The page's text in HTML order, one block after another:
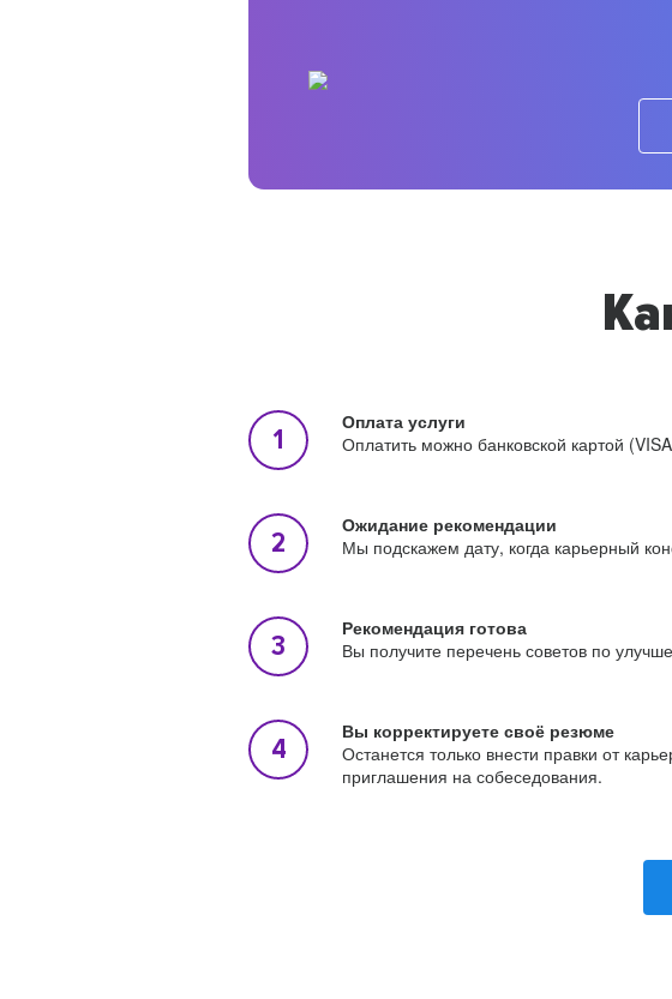
Оплата услуги
Оплатить можно банковской картой
Ожидание рекомендации
Мы подскажем дату, когда карьерный
Рекомендация готова
Вы получите перечень советов по
Вы корректируете своё резюме
Останется только внести правки от
приглашения на собеседования.